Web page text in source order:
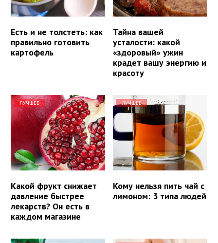
Есть и не толстеть: как
правильно готовить
картофель
Тайна вашей
усталости: какой
«здоровый» ужин
крадет вашу энергию и
красоту
ЛУЧШЕЕ
Какой фрукт снижает
давление быстрее
лекарств? Он есть в
каждом магазине
ЛУЧШЕЕ
Кому нельзя пить чай с
лимоном: 3 типа людей